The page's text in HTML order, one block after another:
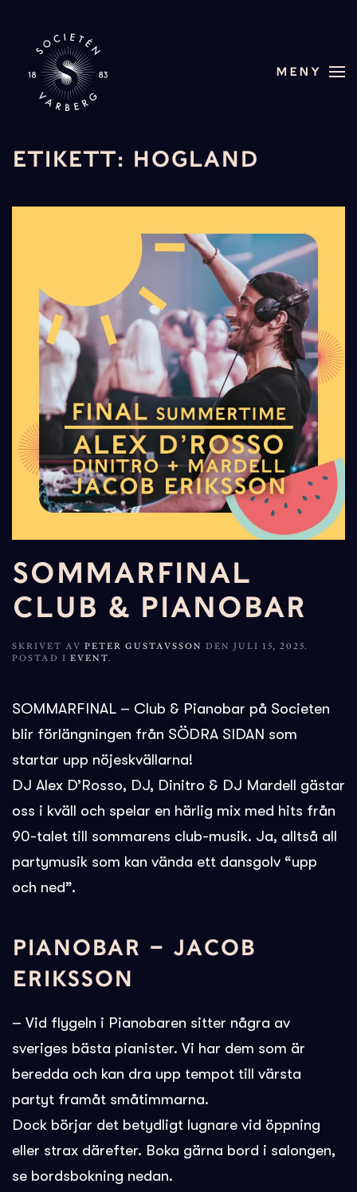
Skip to main content
MENY
ETIKETT: HOGLAND
SOMMARFINAL
CLUB & PIANOBAR
SKRIVET AV PETER GUSTAVSSON DEN JULI 15, 2025.
POSTAD I EVENT.
SOMMARFINAL – Club & Pianobar på Societen
blir förlängningen från SÖDRA SIDAN som
startar upp nöjeskvällarna!
DJ Alex D’Rosso, DJ, Dinitro & DJ Mardell gästar
oss i kväll och spelar en härlig mix med hits från
90-talet till sommarens club-musik. Ja, alltså all
partymusik som kan vända ett dansgolv “upp
och ned”.
PIANOBAR – JACOB
ERIKSSON
– Vid flygeln i Pianobaren sitter några av
sveriges bästa pianister. Vi har dem som är
beredda och kan dra upp tempot till värsta
partyt framåt småtimmarna.
Dock börjar det betydligt lugnare vid öppning
eller strax därefter. Boka gärna bord i salongen,
se bordsbokning nedan.